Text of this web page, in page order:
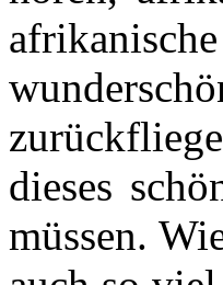
dieses
müssen.